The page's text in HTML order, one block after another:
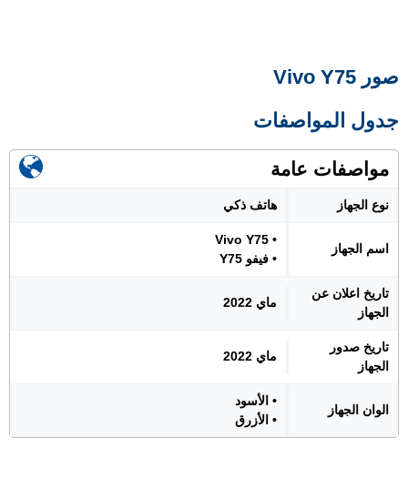
صور Vivo Y75
جدول المواصفات
مواصفات عامة
نوع الجهاز هاتف ذكي
اسم الجهاز
• Vivo Y75
• فيفو Y75
تاريخ اعلان عن
الجهاز
ماي 2022
تاريخ صدور
الجهاز
ماي 2022
الوان الجهاز
• الأسود
• الأزرق